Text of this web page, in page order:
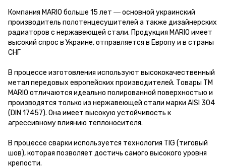
Компания MARIO больше 15 лет ― основной украинский
производитель полотенцесушителей а также дизайнерских
радиаторов с нержавеющей стали. Продукция MARIO имеет
высокий спрос в Украине, отправляется в Европу и в страны
СНГ
В процессе изготовления используют высококачественный
метал передовых европейских производителей. Товары ТМ
MARIO отличаются идеально полированной поверхностью и
производятся только из нержавеющей стали марки AISI 304
(DIN 17457). Она имеет высокую устойчивость к
агрессивному влиянию теплоносителя.
В процессе сварки используется технология TIG (тиговый
шов), которая позволяет достичь самого высокого уровня
крепости.